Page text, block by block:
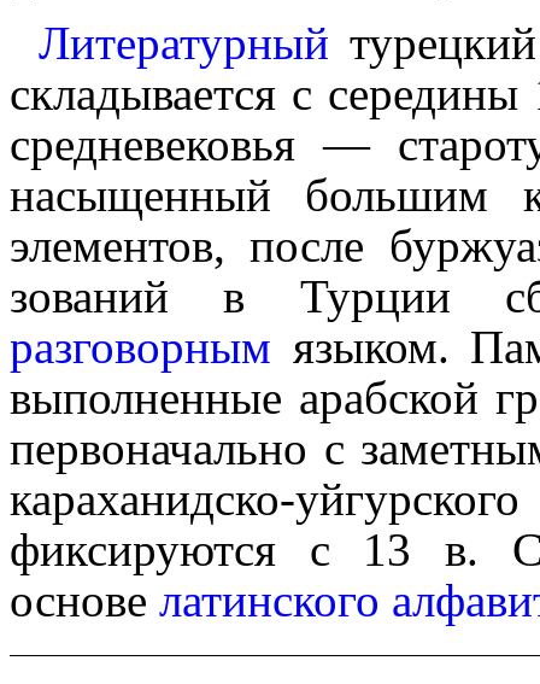
Литературный
складывается с
средневековья —
насыщенный боль­шим
элемен­тов, после
зо­ва­ний в Турции
разговорным языком.
выполненные арабской
первоначально с
караханидско-
фиксируются с 13 в.
основе латинского